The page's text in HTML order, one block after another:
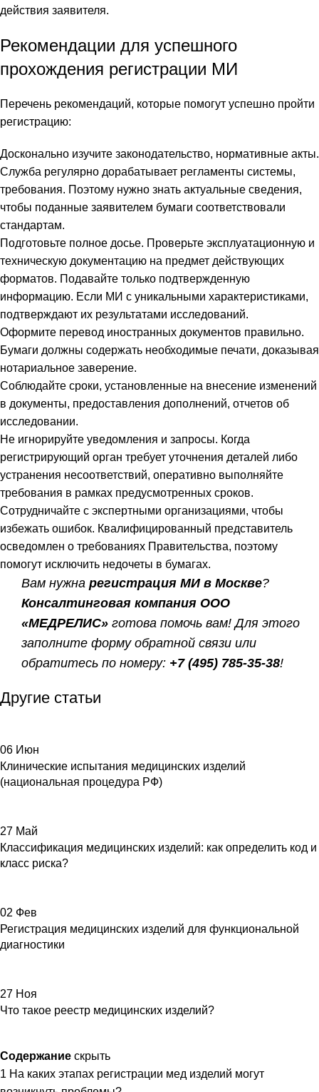
действия заявителя.
Рекомендации для успешного
прохождения регистрации МИ
Перечень рекомендаций, которые помогут успешно пройти
регистрацию:
Досконально изучите законодательство, нормативные акты.
Служба регулярно дорабатывает регламенты системы,
требования. Поэтому нужно знать актуальные сведения,
чтобы поданные заявителем бумаги соответствовали
стандартам.
Подготовьте полное досье. Проверьте эксплуатационную и
техническую документацию на предмет действующих
форматов. Подавайте только подтвержденную
информацию. Если МИ с уникальными характеристиками,
подтверждают их результатами исследований.
Оформите перевод иностранных документов правильно.
Бумаги должны содержать необходимые печати, доказывая
нотариальное заверение.
Соблюдайте сроки, установленные на внесение изменений
в документы, предоставления дополнений, отчетов об
исследовании.
Не игнорируйте уведомления и запросы. Когда
регистрирующий орган требует уточнения деталей либо
устранения несоответствий, оперативно выполняйте
требования в рамках предусмотренных сроков.
Сотрудничайте с экспертными организациями, чтобы
избежать ошибок. Квалифицированный представитель
осведомлен о требованиях Правительства, поэтому
помогут исключить недочеты в бумагах.
Вам нужна регистрация МИ в Москве?
Консалтинговая компания ООО
«МЕДРЕЛИС» готова помочь вам! Для этого
заполните форму обратной связи или
обратитесь по номеру: +7 (495) 785-35-38!
Другие статьи
06 Июн
Клинические испытания медицинских изделий
(национальная процедура РФ)
27 Май
Классификация медицинских изделий: как определить код и
класс риска?
02 Фев
Регистрация медицинских изделий для функциональной
диагностики
27 Ноя
Что такое реестр медицинских изделий?
Содержание скрыть
1 На каких этапах регистрации мед изделий могут